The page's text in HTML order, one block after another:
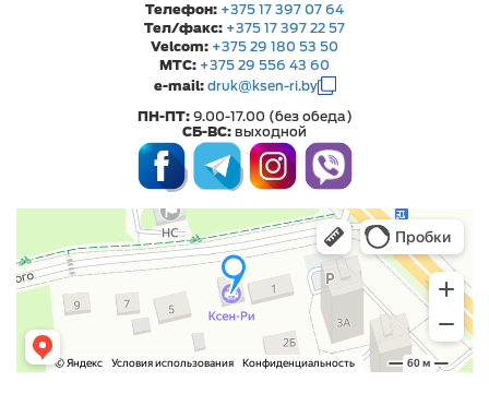
Телефон: +375 17 397 07 64
Тел/факс: +375 17 397 22 57
Velcom: +375 29 180 53 50
МТС: +375 29 556 43 60
e-mail: druk@ksen-ri.by
ПН-ПТ:9.00-17.00 (без обеда)
СБ-ВС: выходной